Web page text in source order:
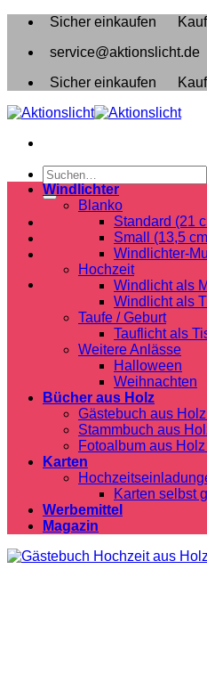
Zum
springen
Sicher einkaufen
service@aktionslicht.de
Sicher einkaufen
Suchen
nach:
Windlichter
Blanko
Standard (21
Small (13,5
Windlichter-
Hochzeit
Windlicht als
Windlicht als
Taufe / Geburt
Tauflicht als
Weitere Anlässe
Halloween
Weihnachten
Bücher aus Holz
Gästebuch aus
Stammbuch aus
Fotoalbum aus
Karten
Karten selbst
Werbemittel
Magazin